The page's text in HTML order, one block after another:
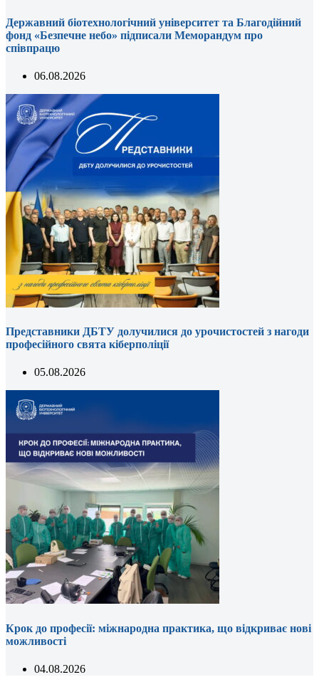
Державний біотехнологічний університет та Благодійний
фонд «Безпечне небо» підписали Меморандум про
співпрацю
06.08.2026
Представники ДБТУ долучилися до урочистостей з нагоди
професійного свята кіберполіції
05.08.2026
Крок до професії: міжнародна практика, що відкриває нові
можливості
04.08.2026